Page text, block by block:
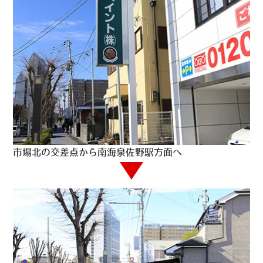
市場北の交差点から南海泉佐野駅方面へ